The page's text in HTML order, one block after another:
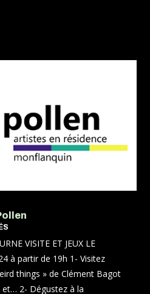
VISITE ET JEUX LE
à partir de 19h 1- Visitez
things » de Clément Bagot
et… 2- Dégustez à la